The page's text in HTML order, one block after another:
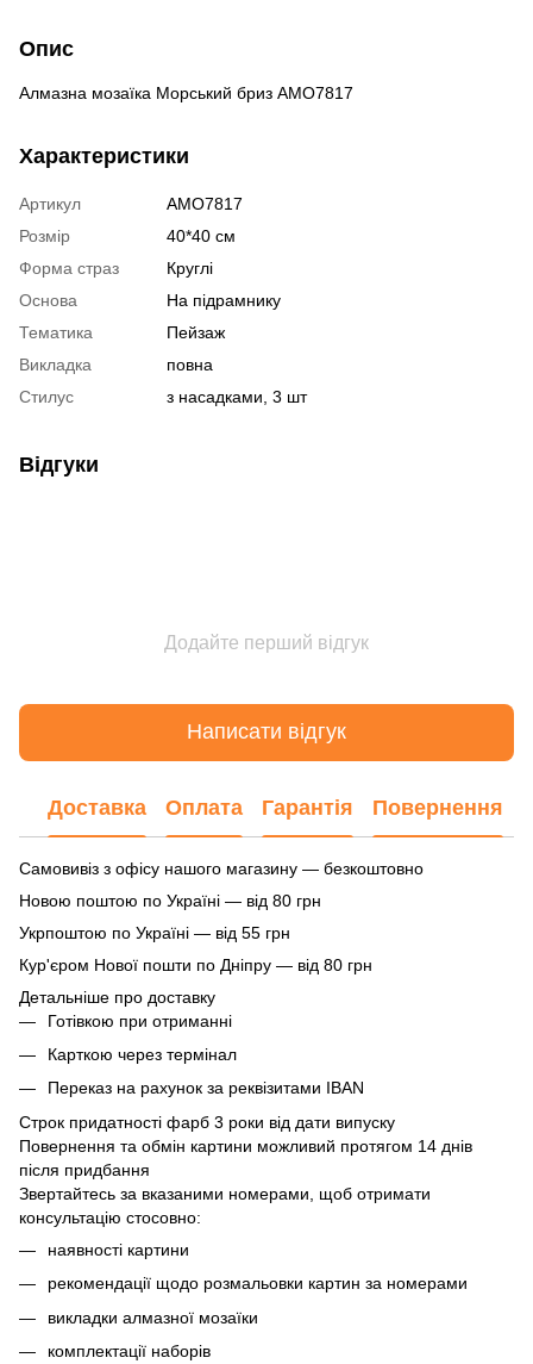
Опис
Алмазна мозаїка Морський бриз AMO7817
Характеристики
Артикул
AMO7817
Розмір
40*40 см
Форма страз
Круглі
Основа
На підрамнику
Тематика
Пейзаж
Викладка
повна
Стилус
з насадками, 3 шт
Відгуки
Додайте перший відгук
Написати відгук
Доставка Оплата Гарантія Повернення
Самовивіз з офісу нашого магазину — безкоштовно
Новою поштою по Україні — від 80 грн
Укрпоштою по Україні — від 55 грн
Кур'єром Нової пошти по Дніпру — від 80 грн
Детальніше про доставку
Готівкою при отриманні
Карткою через термінал
Переказ на рахунок за реквізитами IBAN
Строк придатності фарб 3 роки від дати випуску
Повернення та обмін картини можливий протягом 14 днів
після придбання
Звертайтесь за вказаними номерами, щоб отримати
консультацію стосовно:
наявності картини
рекомендації щодо розмальовки картин за номерами
викладки алмазної мозаїки
комплектації наборів